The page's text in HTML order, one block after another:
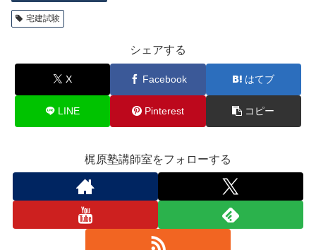
宅建試験
シェアする
X Facebook はてブ
LINE Pinterest コピー
梶原塾講師室をフォローする